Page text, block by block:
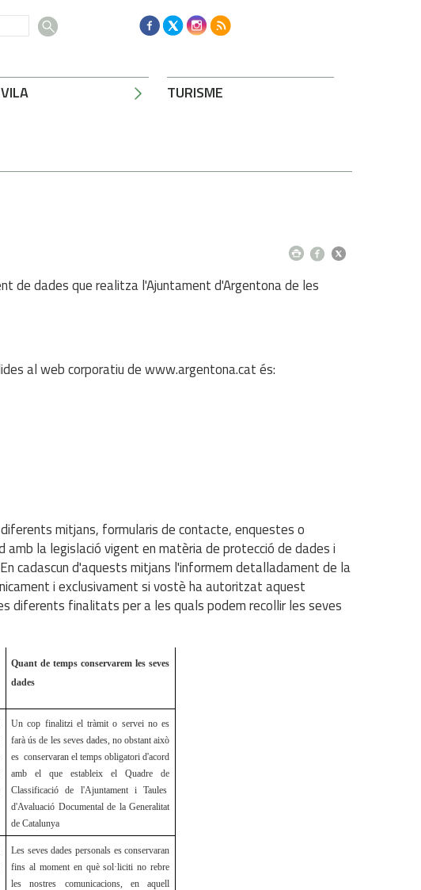
TURISME
de dades que realitza l'Ajuntament d'Argentona de les
al web corporatiu de www.argentona.cat és:
mitjans, formularis de contacte, enquestes o
la legislació vigent en matèria de protecció de dades i
cadascun d'aquests mitjans l'informem detalladament de la
i exclusivament si vostè ha autoritzat aquest
diferents finalitats per a les quals podem recollir les seves
Quant de temps conservarem les seves
dades
Un cop finalitzi el tràmit o servei no es
farà ús de les seves dades, no obstant això
es conservaran el temps obligatori d'acord
amb el que estableix el Quadre de
Classificació de l'Ajuntament i Taules
d'Avaluació Documental de la Generalitat
de Catalunya
Les seves dades personals es conservaran
fins al moment en què sol·liciti no rebre
les nostres comunicacions, en aquell